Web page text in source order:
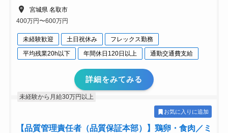
宮城県 名取市
400万円〜600万円
未経験歓迎 土日祝休み
フレックス勤務
平均残業20h以下
年間休日120日以上 通勤交通費支給
詳細をみてみる
未経験から月給30万円以上
お気に入りに追加
【品質管理責任者（品質保証本部）】鶏卵・食肉／ミ